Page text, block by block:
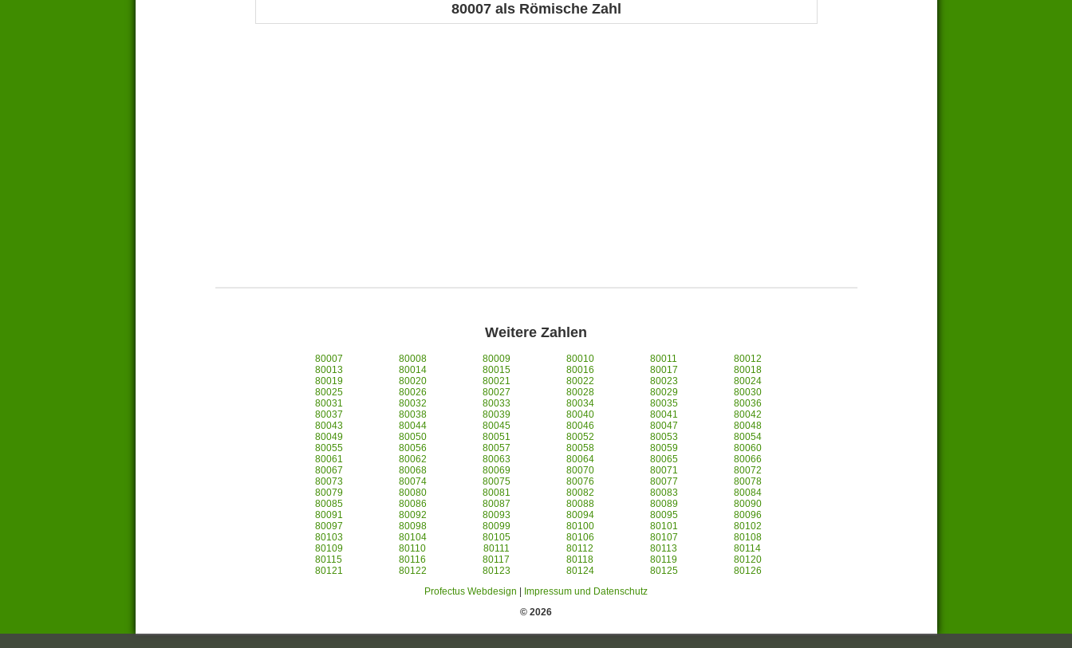
80007 als Römische Zahl
Weitere Zahlen
80007 80008 80009 80010 80011
80012
80013
80014 80015 80016 80017
80018
80019
80020 80021 80022 80023
80024
80025
80026 80027 80028 80029
80030
80031
80032 80033 80034 80035
80036
80037
80038 80039 80040 80041
80042
80043
80044 80045 80046 80047
80048
80049
80050 80051 80052 80053
80054
80055
80056 80057 80058 80059
80060
80061
80062 80063 80064 80065
80066
80067
80068 80069 80070 80071
80072
80073
80074 80075 80076 80077
80078
80079
80080 80081 80082 80083
80084
80085
80086 80087 80088 80089
80090
80091
80092 80093 80094 80095
80096
80097
80098 80099 80100 80101
80102
80103
80104 80105 80106 80107
80108
80109
80110 80111 80112 80113
80114
80115
80116 80117 80118 80119
80120
80121
80122 80123 80124 80125
80126
Profectus Webdesign
Impressum und Datenschutz
© 2026